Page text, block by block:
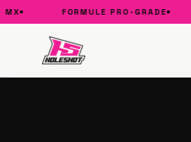
FORMULE PRO-GRADE